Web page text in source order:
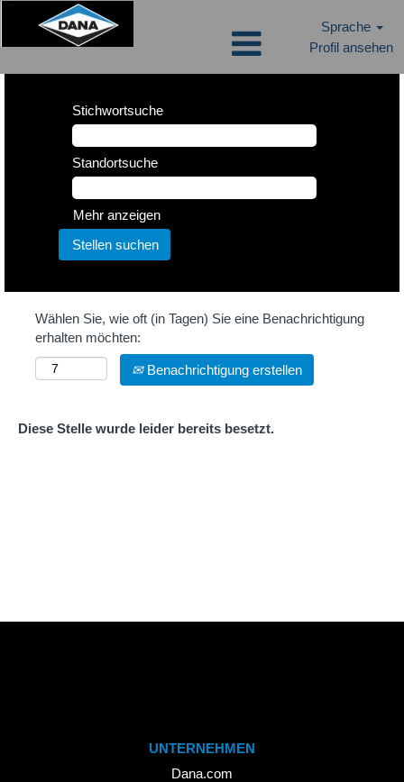
Sprache
Profil ansehen
Stichwortsuche
Standortsuche
Mehr anzeigen
Wählen Sie, wie oft (in Tagen) Sie eine Benachrichtigung
erhalten möchten:
Benachrichtigung erstellen
Diese Stelle wurde leider bereits besetzt.
UNTERNEHMEN
Dana.com